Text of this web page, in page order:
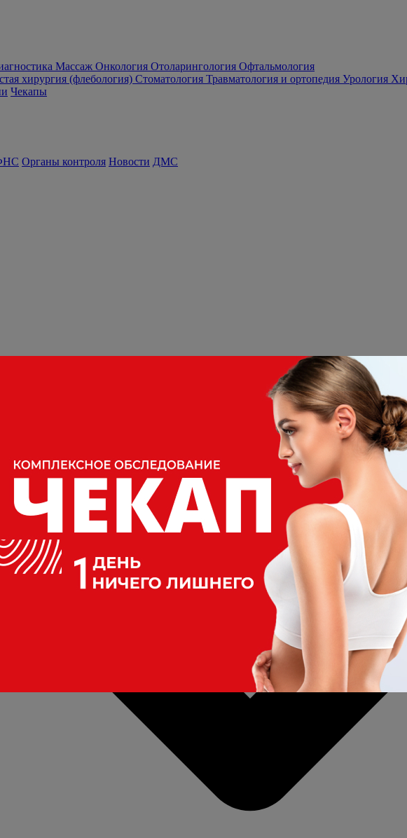
Массаж Онкология Отоларингология Офтальмология
хирургия (флебология) Стоматология Травматология и ортопедия Урология
Чекапы
Органы контроля Новости ДМС